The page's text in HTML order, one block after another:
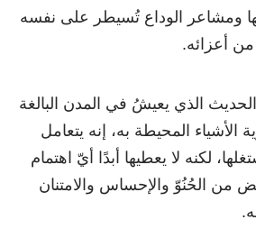
ومشاعر الوداع تُسيطر على نفسه
أعزائه.
الحديث الذي يعيشُ في المدن البالغة
الأشياء المحيطة به، إنه يتعامل
لكنه لا يعطيها أبدًا أيّ اهتمام
من الحُنُوّ والإحساس والامتنان